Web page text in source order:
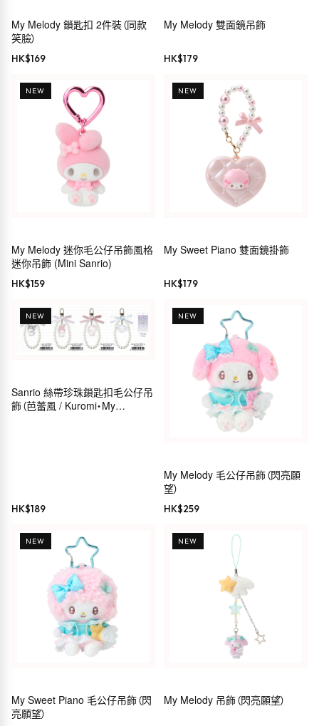
My Melody 鎖匙扣 2件裝（同款
笑臉）
HK$169
My Melody 雙面鏡吊飾
HK$179
NEW
My Melody 迷你毛公仔吊飾風格
迷你吊飾 (Mini Sanrio)
HK$159
NEW
My Sweet Piano 雙面鏡掛飾
HK$179
NEW
Sanrio 絲帶珍珠鎖匙扣毛公仔吊
飾（芭蕾風 / Kuromi・My
HK$189
NEW
My Melody 毛公仔吊飾（閃亮願
望）
HK$259
NEW
My Sweet Piano 毛公仔吊飾（閃
亮願望）
NEW
My Melody 吊飾（閃亮願望）